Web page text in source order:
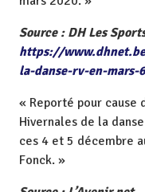
Source : DH Les
https://
la-danse-rv-en-mars-
« Reporté pour cause
Hivernales de la
ces 4 et 5 décembre
Fonck. »